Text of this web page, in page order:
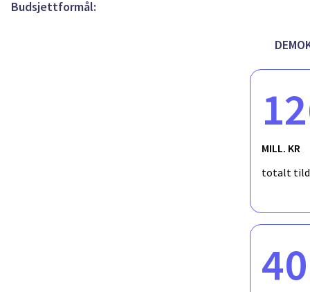
er det ofte behov for å involvere andre samfunnsaktører, slik
engasjeres på andre måter enn de vanligvis blir i
området fra andre kommuner og samfunnsaktører. I
Budsjettformål:
MILL. KR
totalt
40